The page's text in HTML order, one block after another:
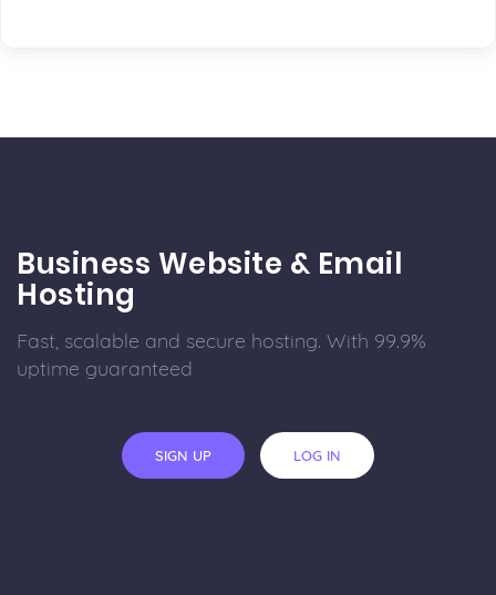
Business Website & Email
Hosting
Fast, scalable and secure hosting. With 99.9%
uptime guaranteed
SIGN UP LOG IN